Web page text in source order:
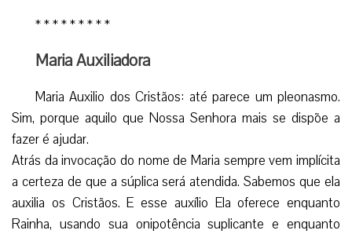
* * * * * * * * *
Maria Auxiliadora
Maria Auxilio dos Cristãos: até parece um pleonasmo.
Sim, porque aquilo que Nossa Senhora mais se dispõe a
fazer é ajudar.
Atrás da invocação do nome de Maria sempre vem implícita
a certeza de que a súplica será atendida. Sabemos que ela
auxilia os Cristãos. E esse auxílio Ela oferece enquanto
Rainha, usando sua onipotência suplicante e enquanto